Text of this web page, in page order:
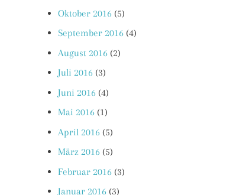
Oktober 2016 (5)
September 2016 (4)
August 2016 (2)
Juli 2016 (3)
Juni 2016 (4)
Mai 2016 (1)
April 2016 (5)
März 2016 (5)
Februar 2016 (3)
Januar 2016 (3)